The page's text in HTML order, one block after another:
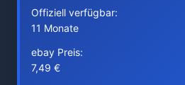
Offiziell verfügbar:
11 Monate
ebay Preis:
7,49 €